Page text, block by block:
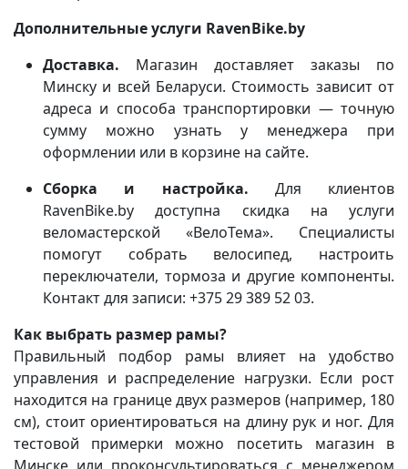
Дополнительные услуги RavenBike.by
Доставка. Магазин доставляет заказы по
Минску и всей Беларуси. Стоимость зависит от
адреса и способа транспортировки — точную
сумму можно узнать у менеджера при
оформлении или в корзине на сайте.
Сборка и настройка. Для клиентов
RavenBike.by доступна скидка на услуги
веломастерской «ВелоТема». Специалисты
помогут собрать велосипед, настроить
переключатели, тормоза и другие компоненты.
Контакт для записи: +375 29 389 52 03.
Как выбрать размер рамы?
Правильный подбор рамы влияет на удобство
управления и распределение нагрузки. Если рост
находится на границе двух размеров (например, 180
см), стоит ориентироваться на длину рук и ног. Для
тестовой примерки можно посетить магазин в